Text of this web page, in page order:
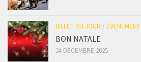
BILLET DU JOUR / ÉVÈNEMENT
BON NATALE
24 DÉCEMBRE 2025